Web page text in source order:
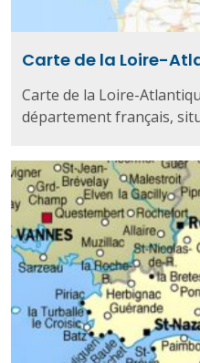
Carte de la Loire-
Carte de la Loire-
département français,